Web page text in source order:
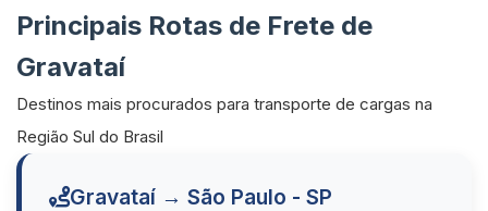
Principais Rotas de Frete de
Gravataí
Destinos mais procurados para transporte de cargas na
Região Sul do Brasil
Gravataí → São Paulo - SP